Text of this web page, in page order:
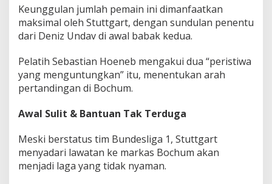
a
!
Keunggulan jumlah pemain ini dimanfaatkan
maksimal oleh Stuttgart, dengan sundulan penentu
dari Deniz Undav di awal babak kedua.
Pelatih Sebastian Hoeneb mengakui dua “peristiwa
yang menguntungkan” itu, menentukan arah
pertandingan di Bochum.
Awal Sulit & Bantuan Tak Terduga
Meski berstatus tim Bundesliga 1, Stuttgart
menyadari lawatan ke markas Bochum akan
menjadi laga yang tidak nyaman.